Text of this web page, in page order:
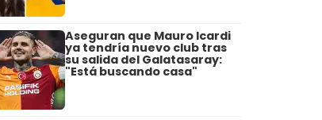
Aseguran que Mauro Icardi
ya tendría nuevo club tras
su salida del Galatasaray:
"Está buscando casa"